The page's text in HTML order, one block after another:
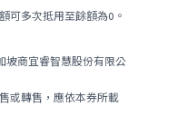
可多次抵用至餘額為0。
坡商宜睿智慧股份有限公
或轉售，應依本券所載